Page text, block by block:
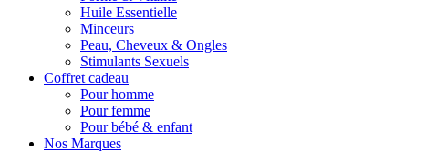
Huile Essentielle
Minceurs
Peau, Cheveux & Ongles
Stimulants Sexuels
Coffret cadeau
Pour homme
Pour femme
Pour bébé & enfant
Nos Marques